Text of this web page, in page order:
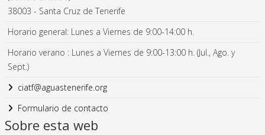
38003 - Santa Cruz de Tenerife
Horario general: Lunes a Viernes de 9:00-14:00 h.
Horario verano : Lunes a Viernes de 9:00-13:00 h. (Jul., Ago. y
Sept.)
ciatf@aguastenerife.org
Formulario de contacto
Sobre esta web